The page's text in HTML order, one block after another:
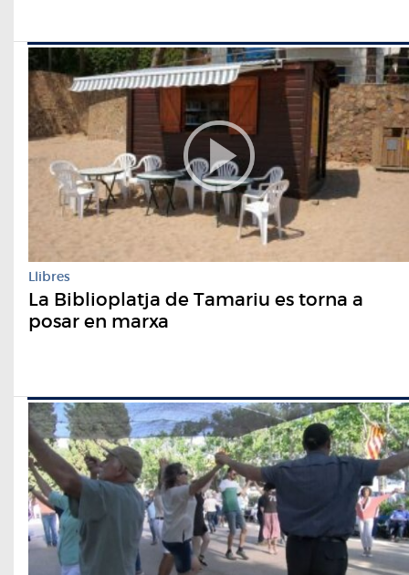
Llibres
La Biblioplatja de Tamariu es torna a
posar en marxa